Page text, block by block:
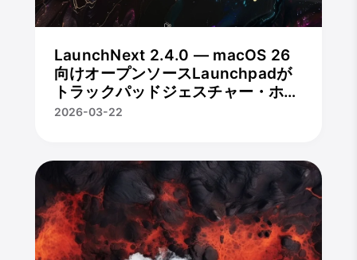
LaunchNext 2.4.0 — macOS 26
向けオープンソースLaunchpadが
トラックパッドジェスチャー・ホッ
トコーナー・アプリアンインストー
2026-03-22